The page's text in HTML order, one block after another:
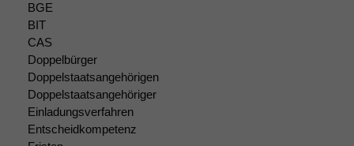
BGE
BIT
CAS
Doppelbürger
Doppelstaatsangehörigen
Doppelstaatsangehöriger
Einladungsverfahren
Entscheidkompetenz